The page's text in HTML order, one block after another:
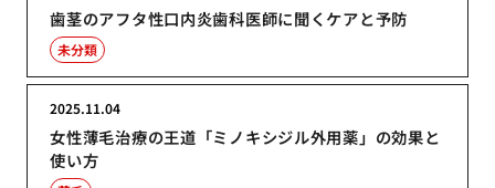
歯茎のアフタ性口内炎歯科医師に聞くケアと予防
未分類
女性薄毛治療の王道「ミノキシジル外用薬」の効果と
使い方
2025.11.04